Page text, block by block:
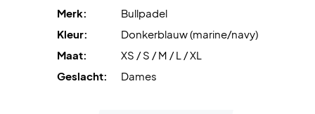
Op de voorkant staat het World Padel Tour-logo in een gele
kleur, evenals een geel Bulladel-logo.
Kwaliteit voor het geld - Comfortabel en soepel sport
sweatshirt.
Materiaal: 100% Polyester
Merk:
Bullpadel
Kleur:
Donkerblauw (marine/navy)
Maat:
XS / S / M / L / XL
Geslacht:
Dames